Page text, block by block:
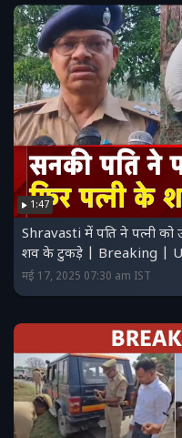
1:47
Shravasti में पति ने पत्नी को
शव के टुकड़े | Breaking |
मई 17, 2025 07:30 am IST